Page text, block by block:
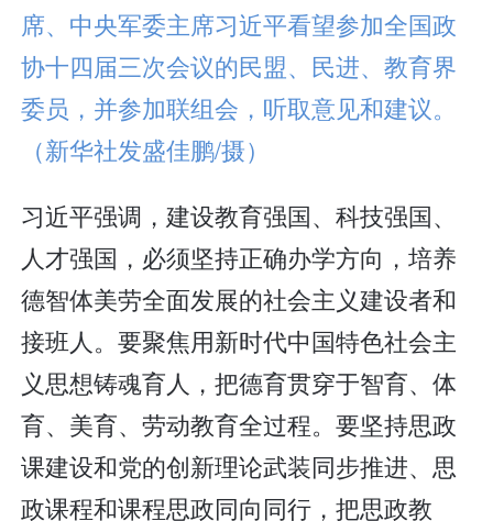
席、中央军委主席习近平看望参加全国政
协十四届三次会议的民盟、民进、教育界
委员，并参加联组会，听取意见和建议。
（新华社发盛佳鹏/摄）
习近平强调，建设教育强国、科技强国、
人才强国，必须坚持正确办学方向，培养
德智体美劳全面发展的社会主义建设者和
接班人。要聚焦用新时代中国特色社会主
义思想铸魂育人，把德育贯穿于智育、体
育、美育、劳动教育全过程。要坚持思政
课建设和党的创新理论武装同步推进、思
政课程和课程思政同向同行，把思政教